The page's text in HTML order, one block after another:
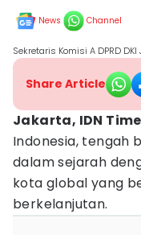
News Channel
Sekretaris Komisi A DPRD
Share Article
Jakarta, IDN
Indonesia, tengah
dalam sejarah
kota global yang
berkelanjutan.